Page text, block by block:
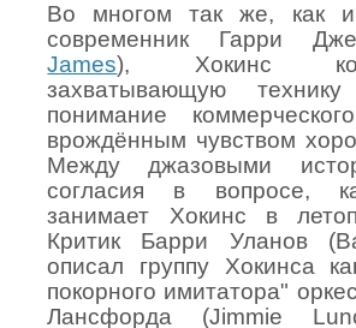
Во многом так же, как
современник Гарри
James), Хокинс
захватывающую
понимание
врождённым чувством
Между джазовыми
согласия в вопросе,
занимает Хокинс в
Критик Барри Уланов
описал группу Хокинса
покорного имитатора"
Лансфорда (Jimmie